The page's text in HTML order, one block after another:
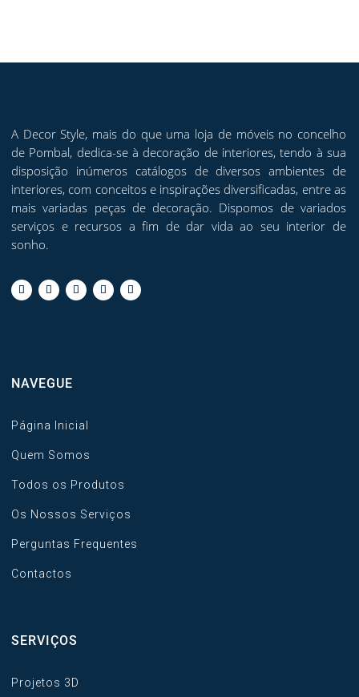
A Decor Style, mais do que uma loja de móveis no concelho
de Pombal, dedica-se à decoração de interiores, tendo à sua
disposição inúmeros catálogos de diversos ambientes de
interiores, com conceitos e inspirações diversificadas, entre as
mais variadas peças de decoração. Dispomos de variados
serviços e recursos a fim de dar vida ao seu interior de
sonho.
NAVEGUE
Página Inicial
Quem Somos
Todos os Produtos
Os Nossos Serviços
Perguntas Frequentes
Contactos
SERVIÇOS
Projetos 3D